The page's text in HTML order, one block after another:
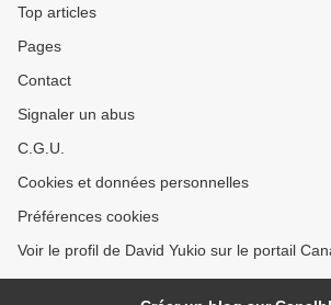
Top articles
Pages
Contact
Signaler un abus
C.G.U.
Cookies et données personnelles
Préférences cookies
Voir le profil de David Yukio sur le portail